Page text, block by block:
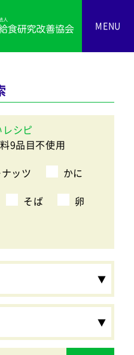
MENU
シピ
9品目不使用
ッツ
かに
そば
卵